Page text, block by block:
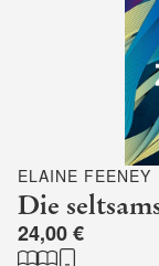
ELAINE FEENEY
Die
24,00 €